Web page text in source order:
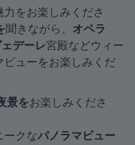
力をお楽しみくださ
聞きながら、 オペラ
デーレ宮殿などウィー
ビューをお楽しみくだ
景をお楽しみくださ
ークなパノラマビュー